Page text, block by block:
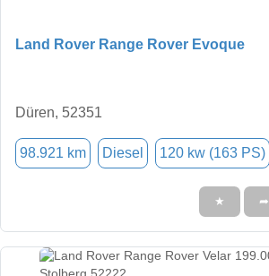
Land Rover Range Rover Evoque
Düren, 52351
98.921 km Diesel 120 kw (163 PS)
★ ➦